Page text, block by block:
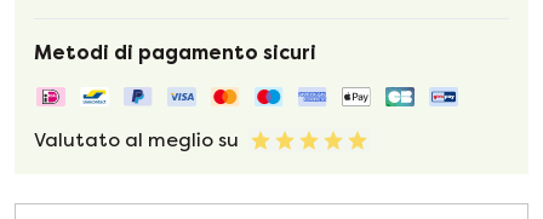
Metodi di pagamento sicuri
Valutato al meglio su